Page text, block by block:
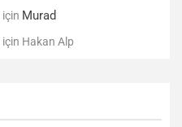
için Murad
için Hakan Alp